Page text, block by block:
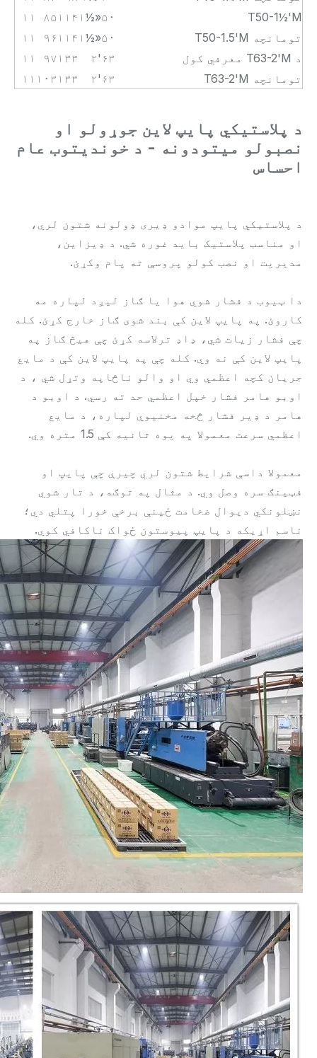
T50-1½'M
۵۰۱½» ۱۱۴ ۸۵
۱۱
T50-1.5'M تومانچه
۵۰۱½» ۱۱۴ ۹۶
۱۱
د T63-2'M معرفي کول
۶۳ ۲' ۱۳۳ ۹۷
۱۱
T63-2'M تومانچه
۶۳ ۲' ۱۳۳ ۱۰۳ ۱۱
د پلاستيکي پایپ لاین جوړولو او
نصبولو میتودونه - د خوندیتوب عام
احساس
د پلاستيکي پایپ موادو ډیری ډولونه شتون لري،
او مناسب پلاستيک باید غوره شي. د ډیزاین،
مدیریت او نصب کولو پروسې ته پام وکړئ.
دا ټیوب د فشار شوي هوا یا ګاز لیږد لپاره مه
کاروئ. په پایپ لاین کې بند شوی ګاز خارج کړئ. کله
چې فشار زیات شي، ډاډ ترلاسه کړئ چې هیڅ ګاز په
پایپ لاین کې نه وي. کله چې په پایپ لاین کې د مایع
جریان کچه اعظمي وي او والو ناڅاپه وتړل شي ، د
اوبو هامر فشار خپل اعظمي حد ته رسي. د اوبو د
هامر د ډیر فشار څخه مخنیوي لپاره، د مایع
اعظمي سرعت معمولا په یوه ثانیه کې 1.5 متره وي.
معمولا داسې شرایط شتون لري چیرې چې پایپ او
فټینګ سره وصل وي. د مثال په توګه، د تار شوي
نښلونکي دیوال ضخامت ځینې برخې خورا پتلي دي؛
ناسم اړیکه د پایپ پیوستون ځواک ناکافي کوي.